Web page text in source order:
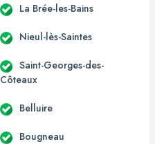
La Brée-les-Bains
Nieul-lès-Saintes
Saint-Georges-des-
Côteaux
Belluire
Bougneau